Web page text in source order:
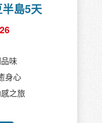
島5天
味
身心
之旅